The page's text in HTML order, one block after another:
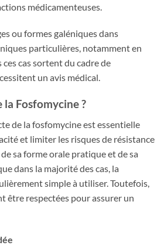
médicamenteuses.
ou formes galéniques dans
particulières, notamment en
cas sortent du cadre de
un avis médical.
Fosfomycine ?
de la fosfomycine est essentielle
et limiter les risques de résistance
sa forme orale pratique et de sa
dans la majorité des cas, la
simple à utiliser. Toutefois,
être respectées pour assurer un